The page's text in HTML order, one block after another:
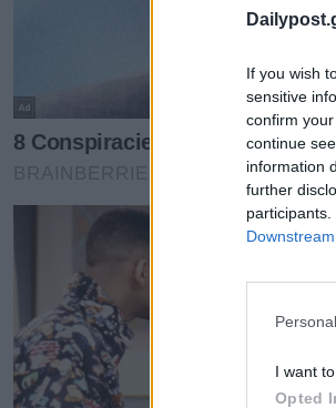
If you wish
sensitive
confirm
continue
information
further
I want
Opted